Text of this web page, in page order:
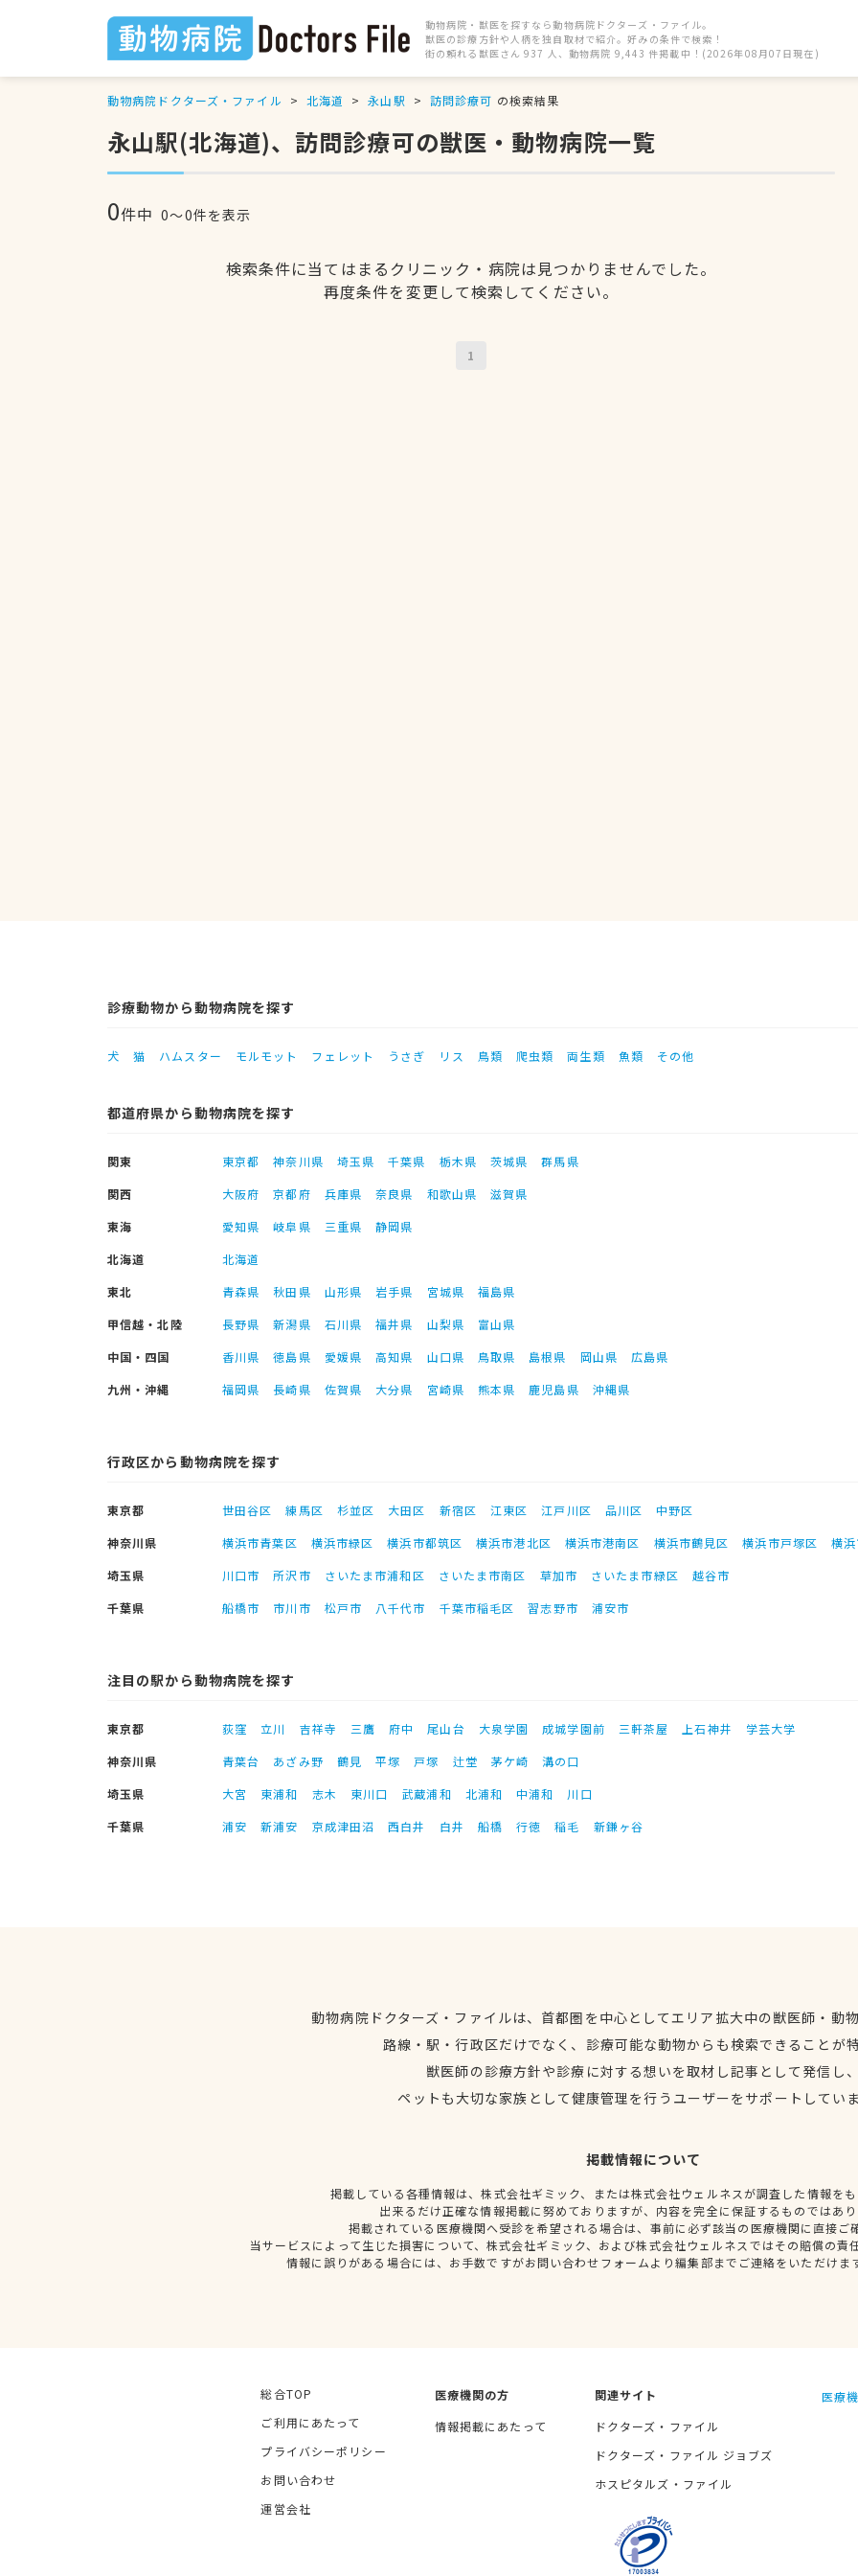
動物病院・獣医を探すなら動物病院ドクターズ・ファイル。
獣医の診療方針や人柄を独自取材で紹介。好みの条件で検索！
街の頼れる獣医さん 937 人、動物病院 9,443 件掲載中！(2026年08月07日現在)
動物病院ドクターズ・ファイル 北海道 永山駅 訪問診療可 の検索結果
永山駅(北海道)、訪問診療可の獣医・動物病院一覧
0件中 0〜0件を表示
検索条件に当てはまるクリニック・病院は見つかりませんでした。
再度条件を変更して検索してください。
1
診療動物から動物病院を探す
犬 猫 ハムスター モルモット フェレット うさぎ リス 鳥類 爬虫類 両生類 魚類 その他
都道府県から動物病院を探す
関東 東京都 神奈川県 埼玉県 千葉県 栃木県 茨城県
群馬県
関西
大阪府 京都府 兵庫県 奈良県 和歌山県
滋賀県
東海
愛知県 岐阜県 三重県
静岡県
北海道
北海道
東北
青森県 秋田県 山形県 岩手県 宮城県
福島県
甲信越・北陸
長野県 新潟県 石川県 福井県 山梨県
富山県
中国・四国
香川県 徳島県 愛媛県 高知県 山口県 鳥取県 島根県 岡山県
広島県
九州・沖縄
福岡県 長崎県 佐賀県 大分県 宮崎県 熊本県 鹿児島県 沖縄県
行政区から動物病院を探す
東京都 世田谷区 練馬区 杉並区 大田区 新宿区 江東区 江戸川区 品川区
中野区
神奈川県
横浜市青葉区 横浜市緑区 横浜市都筑区 横浜市港北区 横浜市港南区 横浜市鶴見区 横浜市戸塚区
横
埼玉県
川口市 所沢市 さいたま市浦和区 さいたま市南区 草加市 さいたま市緑区
越谷市
千葉県
船橋市 市川市 松戸市 八千代市 千葉市稲毛区 習志野市 浦安市
注目の駅から動物病院を探す
東京都 荻窪 立川 吉祥寺 三鷹 府中 尾山台 大泉学園 成城学園前 三軒茶屋 上石神井
学芸大学
神奈川県
青葉台 あざみ野 鶴見 平塚 戸塚 辻堂 茅ケ崎
溝の口
埼玉県
大宮 東浦和 志木 東川口 武蔵浦和 北浦和 中浦和
川口
千葉県
浦安 新浦安 京成津田沼 西白井 白井 船橋 行徳 稲毛 新鎌ヶ谷
動物病院ドクターズ・ファイルは、首都圏を中心としてエリア拡大中の獣医師・動
路線・駅・行政区だけでなく、診療可能な動物からも検索できることが
獣医師の診療方針や診療に対する想いを取材し記事として発信し
ペットも大切な家族として健康管理を行うユーザーをサポートしてい
掲載情報について
掲載している各種情報は、株式会社ギミック、または株式会社ウェルネスが調査した情報を
出来るだけ正確な情報掲載に努めておりますが、内容を完全に保証するものではあ
掲載されている医療機関へ受診を希望される場合は、事前に必ず該当の医療機関に直接ご
当サービスによって生じた損害について、株式会社ギミック、および株式会社ウェルネスではその賠償の責
情報に誤りがある場合には、お手数ですがお問い合わせフォームより編集部までご連絡をいただけま
総合TOP
ご利用にあたって
プライバシーポリシー
お問い合わせ
運営会社
医療機関の方
情報掲載にあたって
関連サイト
ドクターズ・ファイル
ドクターズ・ファイル ジョブズ
ホスピタルズ・ファイル
医療